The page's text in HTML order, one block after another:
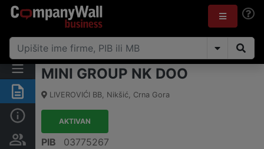
Sažetak
Osobe i vlasništvo
MINI GROUP NK DOO
LIVEROVIĆI BB, Nikšić, Crna Gora
AKTIVAN
PIB
03775267